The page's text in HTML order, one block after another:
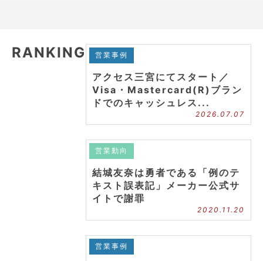
RANKING 営業事例
アクセス三宮にてスタート／
Visa・Mastercard(R)ブラン
ドでのキャッシュレス...
2026.07.07
営業動向
結城友奈は勇者である「例のテ
キスト誤表記」メーカー公式サ
イトで謝罪
2020.11.20
営業事例